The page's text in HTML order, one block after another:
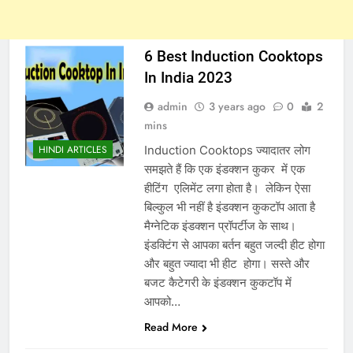
HINDI ARTICLES
6 Best Induction Cooktops
In India 2023
admin 3 years ago 0
2
mins
Induction Cooktops ज्यादातर लोग
समझते हैं कि एक इंडक्शन कुकर में एक
हीटिंग एलिमेंट लगा होता है। लेकिन ऐसा
बिल्कुल भी नहीं है इंडक्शन कुकटॉप आता है
मैग्नेटिक इंडक्शन प्रॉपर्टीज के साथ।
इंडक्टिंग से आपका बर्तन बहुत जल्दी हीट होगा
और बहुत ज्यादा भी हीट होगा। सस्ते और
बजट कैटेगरी के इंडक्शन कुकटॉप में
आपको…
Read More